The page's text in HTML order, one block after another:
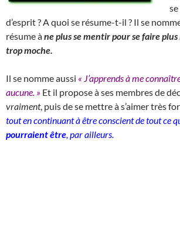
d’esprit ? A quoi se résume-t-il ? Il se
résume àne plus se mentir pour se faire
trop moche.
Il se nomme aussi « J’apprends à me
aucune. » Et il propose à ses membres de
vraiment, puis de se mettre à s’aimer très
tout en continuant à être conscient de tout ce
pourraient être , par ailleurs.